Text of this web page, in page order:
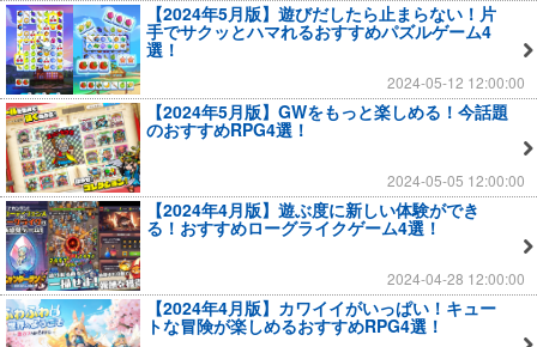
【2024年5月版】遊びだしたら止まらない！片
手でサクッとハマれるおすすめパズルゲーム4
選！
2024-05-12 12:00:00
【2024年5月版】GWをもっと楽しめる！今話題
のおすすめRPG4選！
2024-05-05 12:00:00
【2024年4月版】遊ぶ度に新しい体験ができ
る！おすすめローグライクゲーム4選！
2024-04-28 12:00:00
【2024年4月版】カワイイがいっぱい！キュー
トな冒険が楽しめるおすすめRPG4選！